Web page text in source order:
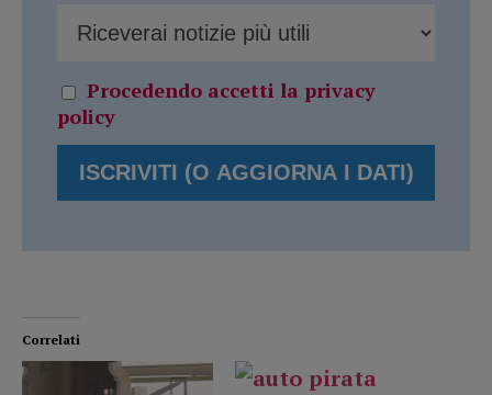
Procedendo accetti la privacy
policy
Correlati